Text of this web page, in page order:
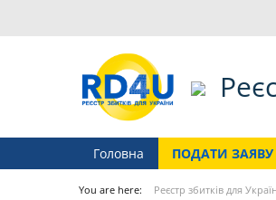
Головна ПОДАТИ ЗАЯВУ
You are here: Реєстр збитків для